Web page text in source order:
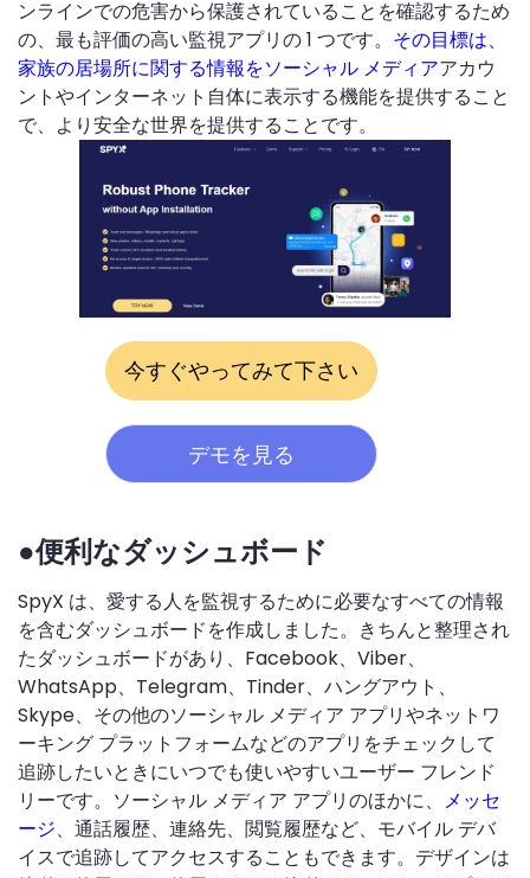
ンラインでの危害から保護されていることを確認するため
の、最も評価の高い監視アプリの 1 つです。 その目標は、
家族の居場所に関する情報をソーシャル メディアアカウ
ントやインターネット自体に表示する機能を提供すること
で、より安全な世界を提供することです。
今すぐやってみて下さい
デモを見る
●便利なダッシュボード
SpyX は、愛する人を監視するために必要なすべての情報
を含むダッシュボードを作成しました。きちんと整理され
たダッシュボードがあり、Facebook、Viber、
WhatsApp、Telegram、Tinder、ハングアウト、
Skype、その他のソーシャル メディア アプリやネットワ
ーキング プラットフォームなどのアプリをチェックして
追跡したいときにいつでも使いやすいユーザー フレンド
リーです。ソーシャル メディア アプリのほかに、 メッセ
ージ、通話履歴、連絡先、閲覧履歴など、モバイル デバ
イスで追跡してアクセスすることもできます。デザインは